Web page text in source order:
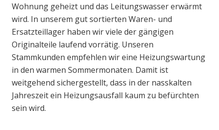
Wohnung geheizt und das Leitungswasser erwärmt
wird. In unserem gut sortierten Waren- und
Ersatzteillager haben wir viele der gängigen
Originalteile laufend vorrätig. Unseren
Stammkunden empfehlen wir eine Heizungswartung
in den warmen Sommermonaten. Damit ist
weitgehend sichergestellt, dass in der nasskalten
Jahreszeit ein Heizungsausfall kaum zu befürchten
sein wird.